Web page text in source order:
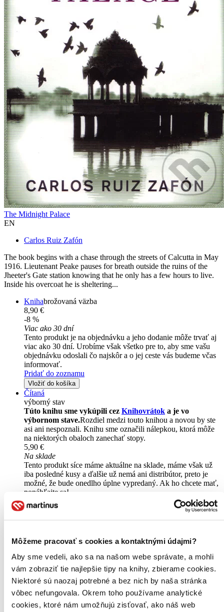
Môžeme pracovať s cookies a kontaktnými údajmi?
Aby sme vedeli, ako sa na našom webe správate, a mohli
vám zobraziť tie najlepšie tipy na knihy, zbierame cookies.
Niektoré sú naozaj potrebné a bez nich by naša stránka
vôbec nefungovala. Okrem toho používame analytické
cookies, ktoré nám umožňujú zisťovať, ako náš web
The Midnight Palace
EN
Carlos Ruiz Zafón
The book begins with a chase through the streets of Calcutta in May
1916. Lieutenant Peake pauses for breath outside the ruins of the
Jheeter's Gate station knowing that he only has a few hours to live.
Inside his overcoat he is sheltering...
Knihabrožovaná väzba
8,90 €
-8 %
Viac ako 30 dní
Tento produkt je na objednávku a jeho dodanie môže trvať aj
viac ako 30 dní. Urobíme však všetko pre to, aby sme vašu
objednávku odoslali čo najskôr a o jej ceste vás budeme včas
informovať.
Pridať do zoznamu
Vložiť do košíka
Čítaná
výborný stav
Túto knihu sme vykúpili cez Knihovrátok a je vo
výbornom stave.Rozdiel medzi touto knihou a novou by ste
asi ani nespoznali. Knihu sme označili nálepkou, ktorá môže
na niektorých obaloch zanechať stopy.
5,90 €
Na sklade
Tento produkt síce máme aktuálne na sklade, máme však už
iba posledné kusy a ďalšie už nemá ani distribútor, preto je
možné, že bude onedlho úplne vypredaný. Ak ho chcete mať,
ponáhľajte sa!
Vložiť do košíka